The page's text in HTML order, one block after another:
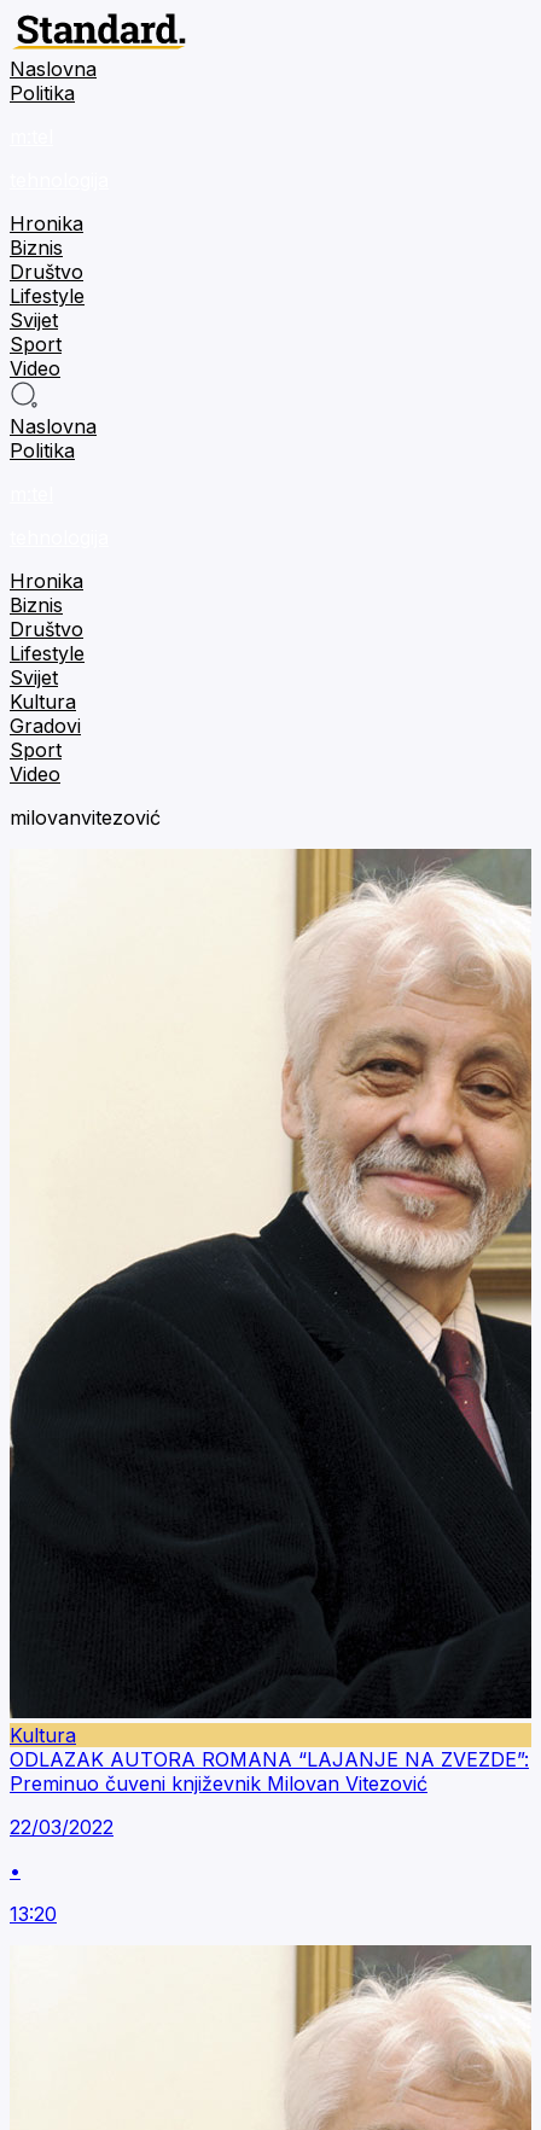
Naslovna
Politika
Hronika
Biznis
Društvo
Lifestyle
Svijet
Sport
Video
Naslovna
Politika
Hronika
Biznis
Društvo
Lifestyle
Svijet
Kultura
Gradovi
Sport
Video
milovanvitezović
Kultura
ODLAZAK AUTORA ROMANA “LAJANJE NA ZVEZDE”:
Preminuo čuveni književnik Milovan Vitezović
22/03/2022
•
13:20